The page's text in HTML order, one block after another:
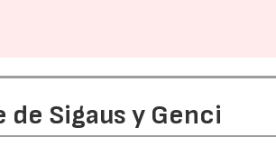
Sigaus y Genci